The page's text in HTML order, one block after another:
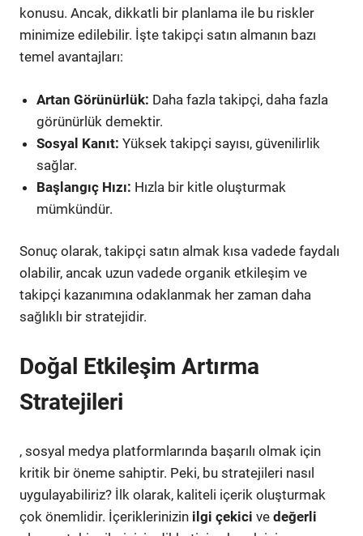
konusu. Ancak, dikkatli bir planlama ile bu riskler
minimize edilebilir. İşte takipçi satın almanın bazı
temel avantajları:
Artan Görünürlük: Daha fazla takipçi, daha fazla
görünürlük demektir.
Sosyal Kanıt: Yüksek takipçi sayısı, güvenilirlik
sağlar.
Başlangıç Hızı: Hızla bir kitle oluşturmak
mümkündür.
Sonuç olarak, takipçi satın almak kısa vadede faydalı
olabilir, ancak uzun vadede organik etkileşim ve
takipçi kazanımına odaklanmak her zaman daha
sağlıklı bir stratejidir.
Doğal Etkileşim Artırma
Stratejileri
, sosyal medya platformlarında başarılı olmak için
kritik bir öneme sahiptir. Peki, bu stratejileri nasıl
uygulayabiliriz? İlk olarak, kaliteli içerik oluşturmak
çok önemlidir. İçeriklerinizin ilgi çekici ve değerli